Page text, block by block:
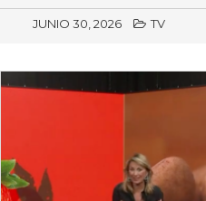
JUNIO 30, 2026 TV